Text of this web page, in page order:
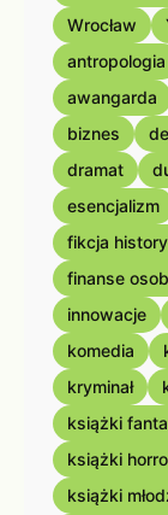
Wrocław
antropologia
awangarda
biznes
dramat
esencjalizm
fikcja
finanse
innowacje
komedia
kryminał
książki
książki
książki